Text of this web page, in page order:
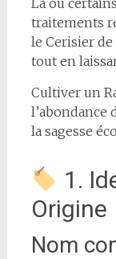
traitements
le Cerisier
tout en
Cultiver un
l’abondance
la sagesse
1.
Origine
Nom